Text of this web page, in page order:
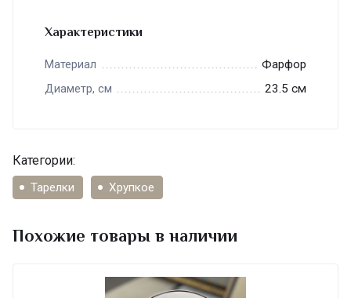
Характеристики
Материал Фарфор
Диаметр, см 23.5 см
Категории:
Тарелки Хрупкое
Похожие товары в наличии